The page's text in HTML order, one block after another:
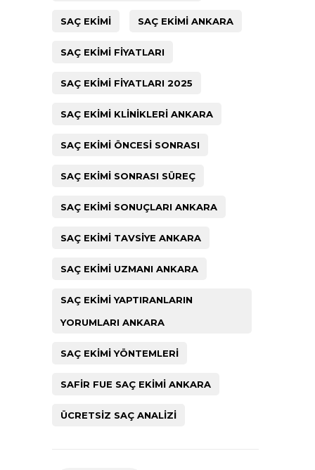
SAÇ EKIMI SAÇ EKIMI ANKARA
SAÇ EKIMI FIYATLARI
SAÇ EKIMI FIYATLARI 2025
SAÇ EKIMI KLINIKLERI ANKARA
SAÇ EKIMI ÖNCESI SONRASI
SAÇ EKIMI SONRASI SÜREÇ
SAÇ EKIMI SONUÇLARI ANKARA
SAÇ EKIMI TAVSIYE ANKARA
SAÇ EKIMI UZMANI ANKARA
SAÇ EKIMI YAPTIRANLARIN
YORUMLARI ANKARA
SAÇ EKIMI YÖNTEMLERI
SAFIR FUE SAÇ EKIMI ANKARA
ÜCRETSIZ SAÇ ANALIZI